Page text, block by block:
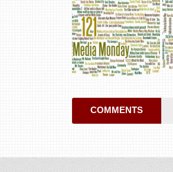
COMMENTS